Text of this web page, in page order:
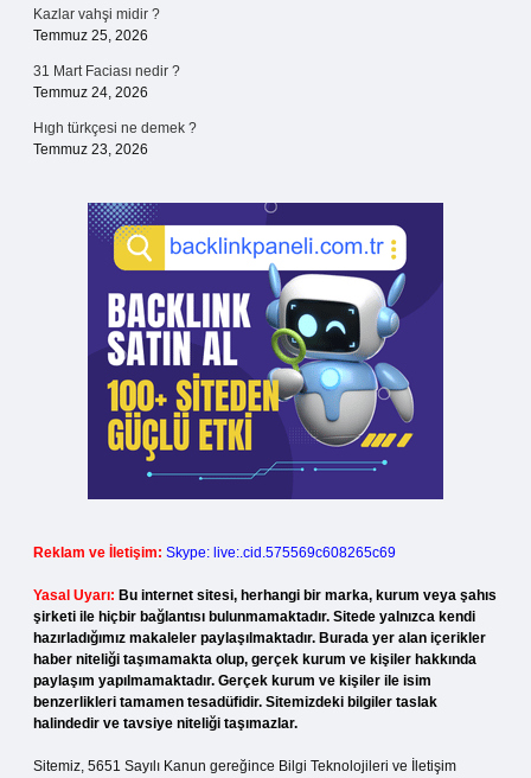
Kazlar vahşi midir ?
Temmuz 25, 2026
31 Mart Faciası nedir ?
Temmuz 24, 2026
Hıgh türkçesi ne demek ?
Temmuz 23, 2026
Reklam ve İletişim: Skype: live:.cid.575569c608265c69
Yasal Uyarı: Bu internet sitesi, herhangi bir marka, kurum veya şahıs
şirketi ile hiçbir bağlantısı bulunmamaktadır. Sitede yalnızca kendi
hazırladığımız makaleler paylaşılmaktadır. Burada yer alan içerikler
haber niteliği taşımamakta olup, gerçek kurum ve kişiler hakkında
paylaşım yapılmamaktadır. Gerçek kurum ve kişiler ile isim
benzerlikleri tamamen tesadüfidir. Sitemizdeki bilgiler taslak
halindedir ve tavsiye niteliği taşımazlar.
Sitemiz, 5651 Sayılı Kanun gereğince Bilgi Teknolojileri ve İletişim